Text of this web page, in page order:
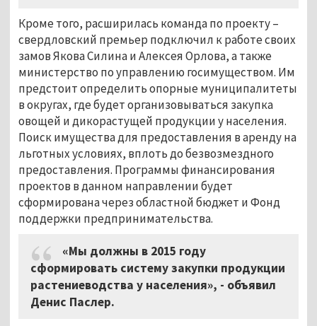
Кроме того, расширилась команда по проекту –
свердловский премьер подключил к работе своих
замов Якова Силина и Алексея Орлова, а также
министерство по управлению госимуществом. Им
предстоит определить опорные муниципалитеты
в округах, где будет организовываться закупка
овощей и дикорастущей продукции у населения.
Поиск имущества для предоставления в аренду на
льготных условиях, вплоть до безвозмездного
предоставления. Программы финансирования
проектов в данном направлении будет
сформирована через областной бюджет и Фонд
поддержки предпринимательства.
«Мы должны в 2015 году
сформировать систему закупки продукции
растениеводства у населения», - объявил
Денис Паслер.